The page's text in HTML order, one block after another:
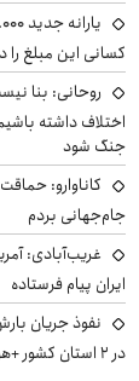
کسانی این مبلغ را
روحانی: بنا
اختلاف داشته
جنگ شود
کاناوارو:
جام‌جهانی بردم
غریب‌آبادی:
ایران پیام فرستاده
نفوذ جریان
در ۲ استان کشور +هواشناسی فردا